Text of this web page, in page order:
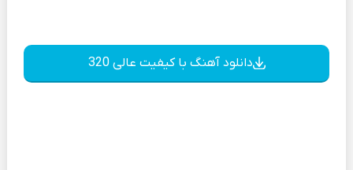
دانلود آهنگ با کیفیت عالی 320